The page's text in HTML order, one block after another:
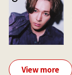
View more